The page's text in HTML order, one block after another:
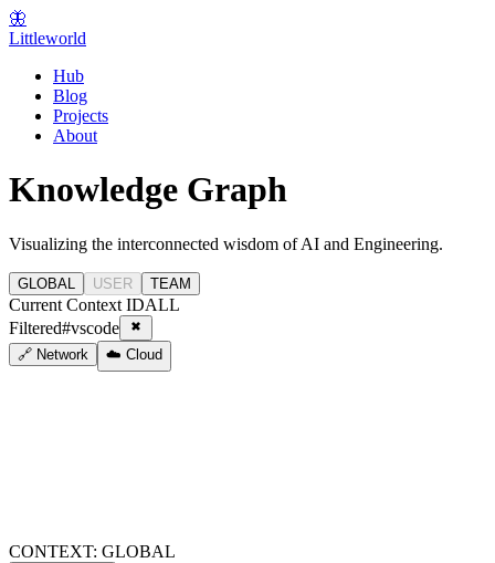
🦋
Littleworld
Hub
Blog
Projects
About
Knowledge Graph
Visualizing the interconnected wisdom of AI and Engineering.
GLOBAL USER TEAM
Current Context IDALL
Filtered#vscode
🔗 Network ☁️ Cloud
CONTEXT: GLOBAL